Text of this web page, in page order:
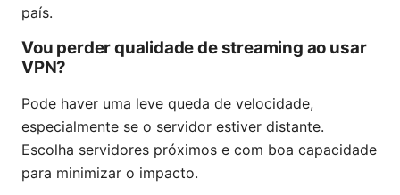
país.
Vou perder qualidade de streaming ao usar
VPN?
Pode haver uma leve queda de velocidade,
especialmente se o servidor estiver distante.
Escolha servidores próximos e com boa capacidade
para minimizar o impacto.